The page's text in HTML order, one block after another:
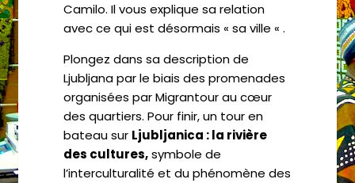
Camilo. Il vous explique sa relation
avec ce qui est désormais « sa ville « .
Plongez dans sa description de
Ljubljana par le biais des promenades
organisées par Migrantour au cœur
des quartiers. Pour finir, un tour en
bateau sur Ljubljanica : la rivière
des cultures,symbole de
l’interculturalité et du phénomène des